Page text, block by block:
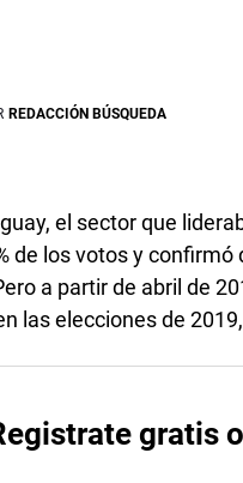
REDACCIÓN BÚSQUEDA
el sector que
de los votos y
a partir de abril de
las elecciones de
gratis